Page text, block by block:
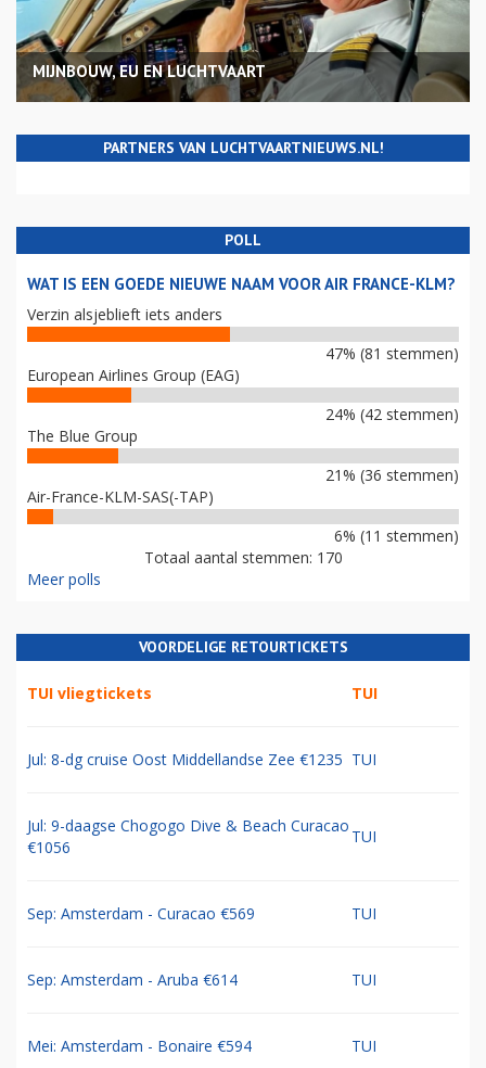
MIJNBOUW, EU EN LUCHTVAART
PARTNERS VAN LUCHTVAARTNIEUWS.NL!
POLL
WAT IS EEN GOEDE NIEUWE NAAM VOOR AIR FRANCE-KLM?
Verzin alsjeblieft iets anders
47% (81 stemmen)
European Airlines Group (EAG)
24% (42 stemmen)
The Blue Group
21% (36 stemmen)
Air-France-KLM-SAS(-TAP)
6% (11 stemmen)
Totaal aantal stemmen: 170
Meer polls
VOORDELIGE RETOURTICKETS
TUI vliegtickets TUI
Jul: 8-dg cruise Oost Middellandse Zee €1235 TUI
Jul: 9-daagse Chogogo Dive & Beach Curacao
€1056
TUI
Sep: Amsterdam - Curacao €569 TUI
Sep: Amsterdam - Aruba €614 TUI
Mei: Amsterdam - Bonaire €594 TUI